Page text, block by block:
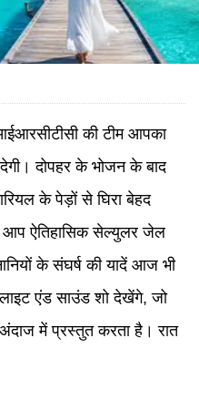
आईआरसीटीसी की टीम आपका
दोपहर के भोजन के बाद
के पेड़ों से घिरा बेहद
ऐतिहासिक सेल्युलर जेल
के संघर्ष की यादें आज भी
लाइट एंड साउंड शो देखेंगे, जो
में प्रस्तुत करता है। रात